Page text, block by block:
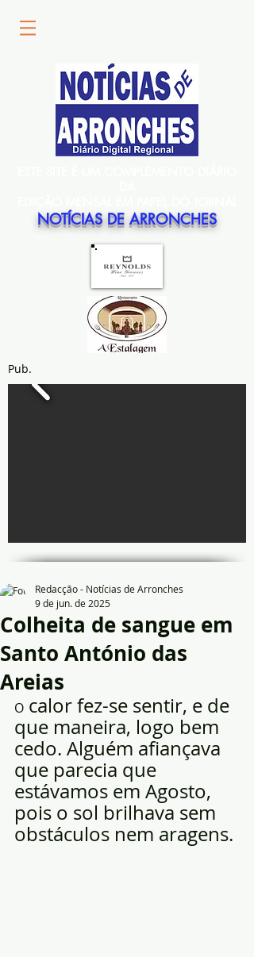
NOTÍCIAS DE ARRONCHES
Pub.
Colheita de sangue em
Santo António das
Areias
Redacção - Notícias de Arronches
9 de jun. de 2025
O calor fez-se sentir, e de
que maneira, logo bem
cedo. Alguém afiançava
que parecia que
estávamos em Agosto,
pois o sol brilhava sem
obstáculos nem aragens.